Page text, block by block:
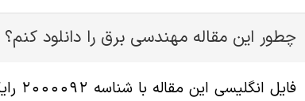
چطور این مقاله مهندسی برق را دانلود کنم؟